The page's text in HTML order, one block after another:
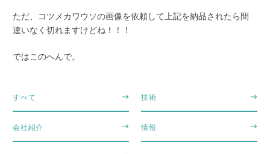
ただ、コツメカワウソの画像を依頼して上記を納品されたら間
違いなく切れますけどね！！！
ではこのへんで。
すべて 技術
会社紹介 情報